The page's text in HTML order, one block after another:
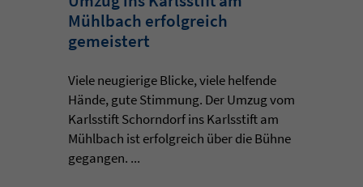
Mühlbach erfolgreich
gemeistert
Viele neugierige Blicke, viele helfende
Hände, gute Stimmung. Der Umzug vom
Karlsstift Schorndorf ins Karlsstift am
Mühlbach ist erfolgreich über die Bühne
gegangen. ...